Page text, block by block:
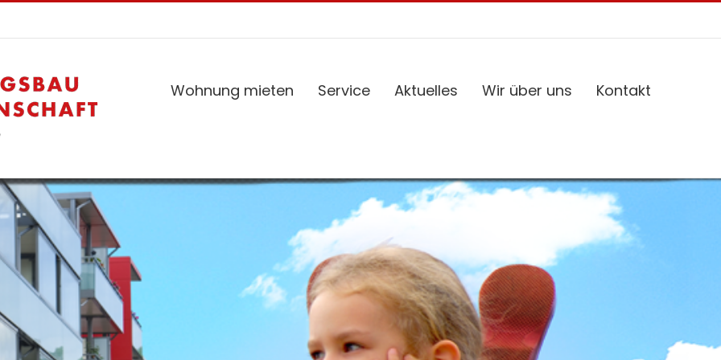
Wohnung mieten Service Aktuelles Wir über uns Kontakt